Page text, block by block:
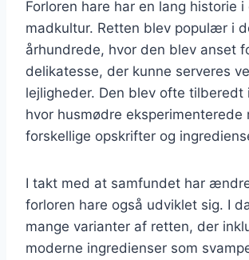
Forloren hare har en lang historie i
madkultur. Retten blev populær i
århundrede, hvor den blev anset
delikatesse, der kunne serveres
lejligheder. Den blev ofte tilberedt
hvor husmødre eksperimenterede
forskellige opskrifter og
I takt med at samfundet har
forloren hare også udviklet sig. I
mange varianter af retten, der
moderne ingredienser som